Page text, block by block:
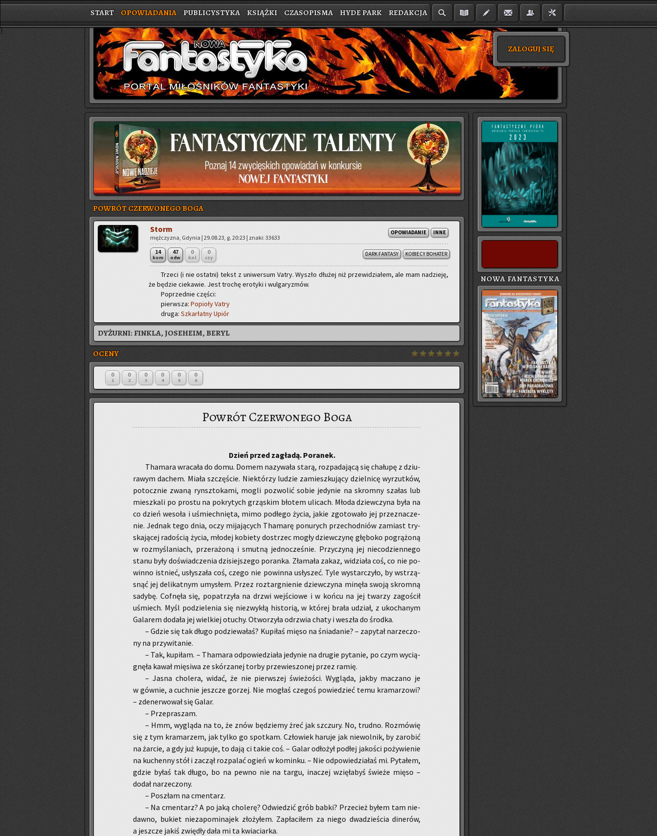
START OPOWIADANIA PUBLICYSTYKA KSIĄŻKI CZASOPISMA HYDE PARK REDAKCJA
ZALOGUJ SIĘ
}
POWRÓT CZERWONEGO BOGA
OPOWIADANIE INNE
Storm
męż­czy­zna, Gdy­nia | 29.08.23, g. 20:23 | znaki: 33633
14
kom
47
odw
0
kol
0
czy
DARK FANTASY KOBIECY BOHATER
Trze­ci (i nie ostat­ni) tekst z uni­wer­sum Vatry. Wy­szło dłu­żej niż prze­wi­dzia­łem, ale mam na­dzie­ję,
że bę­dzie cie­ka­wie. Jest tro­chę ero­ty­ki i wul­ga­ry­zmów.
Po­przed­nie czę­ści:
pierw­sza: Po­pio­ły Vatry
druga: Szkar­łat­ny Upiór
DYŻURNI:FINKLA, JOSEHEIM, BERYL
OCENY
0
1
0
2
0
3
0
4
0
5
0
6
Powrót Czerwonego Boga
Dzień przed za­gła­dą. Po­ra­nek.
Tha­ma­ra wra­ca­ła do domu. Domem na­zy­wa­ła starą, roz­pa­da­ją­cą się cha­łu­pę z dziu­
ra­wym da­chem. Miała szczę­ście. Nie­któ­rzy lu­dzie za­miesz­ku­ją­cy dziel­ni­cę wy­rzut­ków,
po­tocz­nie zwaną rynsz­to­ka­mi, mogli po­zwo­lić sobie je­dy­nie na skrom­ny sza­łas lub
miesz­ka­li po pro­stu na po­kry­tych grzą­skim bło­tem uli­cach. Młoda dziew­czy­na była na
co dzień we­so­ła i uśmiech­nię­ta, mimo pod­łe­go życia, jakie zgo­to­wa­ło jej prze­zna­cze­
nie. Jed­nak tego dnia, oczy mi­ja­ją­cych Tha­ma­rę po­nu­rych prze­chod­niów za­miast try­
ska­ją­cej ra­do­ścią życia, mło­dej ko­bie­ty do­strzec mogły dziew­czy­nę głę­bo­ko po­grą­żo­ną
w roz­my­śla­niach, prze­ra­żo­ną i smut­ną jed­no­cze­śnie. Przy­czy­ną jej nie­co­dzien­ne­go
stanu były do­świad­cze­nia dzi­siej­sze­go po­ran­ka. Zła­ma­ła zakaz, wi­dzia­ła coś, co nie po­
win­no ist­nieć, usły­sza­ła coś, czego nie po­win­na usły­szeć. Tyle wy­star­czyło, by wstrzą­
snąć jej de­li­kat­nym umy­słem. Przez roz­tar­gnie­nie dziew­czy­na mi­nę­ła swoją skrom­ną
sa­dy­bę. Cof­nę­ła się, po­pa­trzy­ła na drzwi wej­ścio­we i w końcu na jej twa­rzy za­go­ścił
uśmiech. Myśl po­dzie­le­nia się nie­zwy­kłą hi­sto­rią, w któ­rej brała udział, z uko­cha­nym
Ga­la­rem do­da­ła jej wiel­kiej otu­chy. Otwo­rzy­ła odrzwia chaty i we­szła do środ­ka.
– Gdzie się tak długo po­dzie­wa­łaś? Ku­pi­łaś mięso na śnia­da­nie? – za­py­tał na­rze­czo­
ny na przy­wi­ta­nie.
– Tak, ku­pi­łam. – Tha­ma­ra od­po­wie­dzia­ła je­dy­nie na dru­gie py­ta­nie, po czym wy­cią­
gnę­ła kawał mię­si­wa ze skó­rza­nej torby prze­wie­szo­nej przez ramię.
– Jasna cho­le­ra, widać, że nie pierw­szej świe­żo­ści. Wy­glą­da, jakby ma­cza­no je
w gów­nie, a cuch­nie jesz­cze go­rzej. Nie mo­głaś cze­goś po­wie­dzieć temu kra­ma­rzo­wi?
– zde­ner­wo­wał się Galar.
– Prze­pra­szam.
– Hmm, wy­glą­da na to, że znów bę­dzie­my żreć jak szczu­ry. No, trud­no. Roz­mó­wię
się z tym kra­ma­rzem, jak tylko go spo­tkam. Czło­wiek ha­ru­je jak nie­wol­nik, by za­ro­bić
na żar­cie, a gdy już ku­pu­je, to dają ci takie coś. – Galar odło­żył pod­łej ja­ko­ści po­ży­wie­nie
na ku­chen­ny stół i za­czął roz­pa­lać ogień w ko­min­ku. – Nie od­po­wie­dzia­łaś mi. Py­ta­łem,
gdzie byłaś tak długo, bo na pewno nie na targu, ina­czej wzię­ła­byś świe­że mięso –
dodał na­rze­czo­ny.
– Po­szłam na cmen­tarz.
– Na cmen­tarz? A po jaką cho­le­rę? Od­wie­dzić grób babki? Prze­cież byłem tam nie­
daw­no, bu­kiet nie­za­po­mi­na­jek zło­ży­łem. Za­pła­ci­łem za niego dwa­dzie­ścia di­ne­rów,
a jesz­cze jakiś zwię­dły dała mi ta kwia­ciar­ka.
NOWA FANTASTYKA